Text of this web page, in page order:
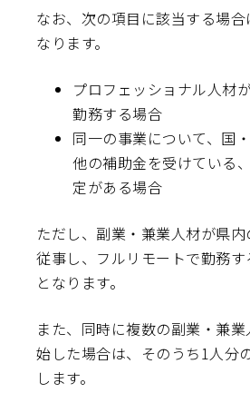
なお、次の項目に該当する場
なります。
プロフェッショナル人材
勤務する場合
同一の事業について、国
他の補助金を受けている
定がある場合
ただし、副業・兼業人材が県
従事し、フルリモートで勤務
となります。
また、同時に複数の副業・兼
始した場合は、そのうち1人分
します。